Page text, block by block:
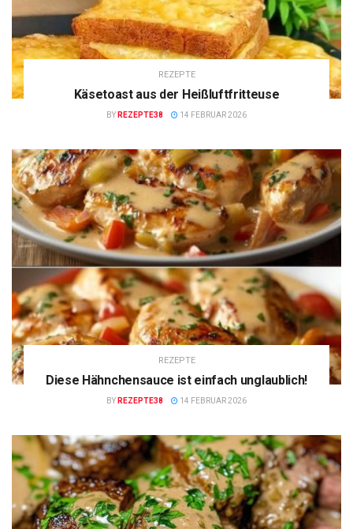
REZEPTE
Käsetoast aus der Heißluftfritteuse
BY REZEPTE38 14 FEBRUAR 2026
REZEPTE
Diese Hähnchensauce ist einfach unglaublich!
BY REZEPTE38 14 FEBRUAR 2026